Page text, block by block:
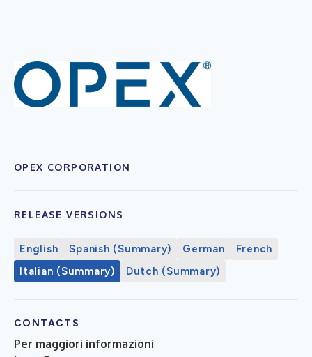
OPEX CORPORATION
RELEASE VERSIONS
English Spanish (Summary) German
French
Italian (Summary)
Dutch (Summary)
CONTACTS
Per maggiori informazioni